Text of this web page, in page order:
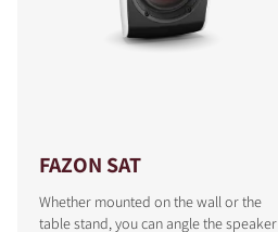
FAZON SAT
Whether mounted on the wall or the
table stand, you can angle the speaker